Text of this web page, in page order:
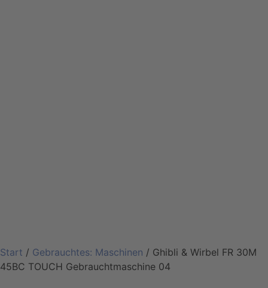
Start / Gebrauchtes: Maschinen / Ghibli & Wirbel FR 30M
45BC TOUCH Gebrauchtmaschine 04